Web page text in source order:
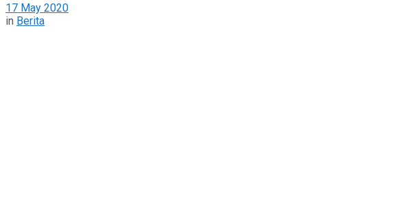
17 May 2020
in Berita